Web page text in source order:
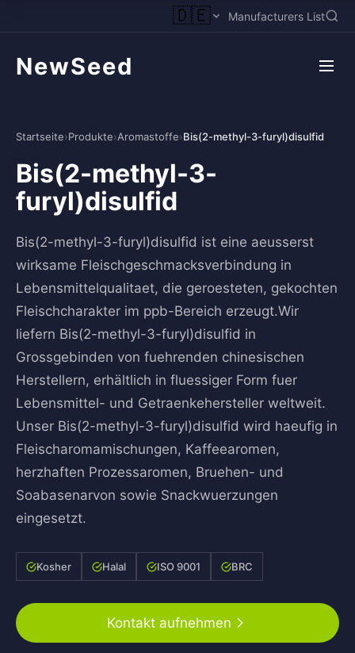
🇩🇪 Manufacturers List
NewSeed
Startseite›Produkte›Aromastoffe›Bis(2-methyl-3-furyl)disulfid
Bis(2-methyl-3-
furyl)disulfid
Bis(2-methyl-3-furyl)disulfid ist eine aeusserst
wirksame Fleischgeschmacksverbindung in
Lebensmittelqualitaet, die geroesteten, gekochten
Fleischcharakter im ppb-Bereich erzeugt.Wir
liefern Bis(2-methyl-3-furyl)disulfid in
Grossgebinden von fuehrenden chinesischen
Herstellern, erhältlich in fluessiger Form fuer
Lebensmittel- und Getraenkehersteller weltweit.
Unser Bis(2-methyl-3-furyl)disulfid wird haeufig in
Fleischaromamischungen, Kaffeearomen,
herzhaften Prozessaromen, Bruehen- und
Soabasenarvon sowie Snackwuerzungen
eingesetzt.
Kosher Halal ISO 9001 BRC
Kontakt aufnehmen